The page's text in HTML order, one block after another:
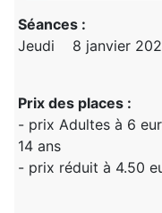
Séances :
Jeudi 8 janvier
Prix des places :
- prix Adultes à 6
14 ans
- prix réduit à 4.50